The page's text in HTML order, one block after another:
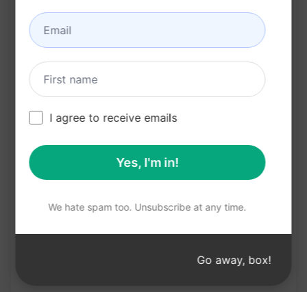
聖書の文学的、歴史的背景を明確に説明する
利点:
聖書の理解を深めるのに役立つ
聖書の難解な箇所を明確に解説してくれる
文学的、歴史的な文脈を知ることで、聖書の内容
をより豊かに理解できる
I agree to receive emails
Yes, I'm in!
We hate spam too. Unsubscribe at any time.
Go away, box!